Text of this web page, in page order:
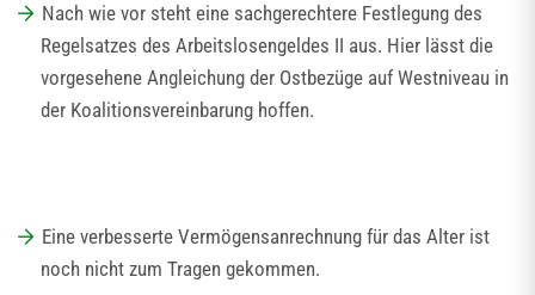
Nach wie vor steht eine sachgerechtere Festlegung des
Regelsatzes des Arbeitslosengeldes II aus. Hier lässt die
vorgesehene Angleichung der Ostbezüge auf Westniveau in
der Koalitionsvereinbarung hoffen.
Eine verbesserte Vermögensanrechnung für das Alter ist
noch nicht zum Tragen gekommen.